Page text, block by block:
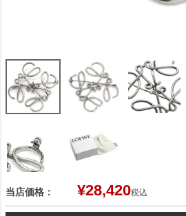
当店価格： ¥28,420税込